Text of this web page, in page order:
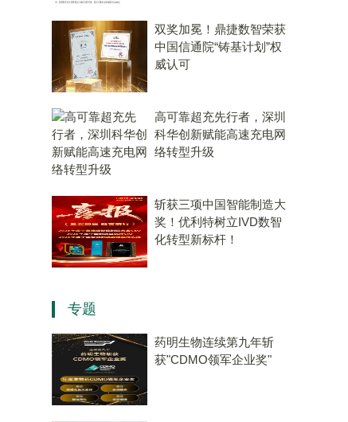
双奖加冕！鼎捷数智荣获
中国信通院“铸基计划”权
威认可
高可靠超充先行者，深圳
科华创新赋能高速充电网
络转型升级
斩获三项中国智能制造大
奖！优利特树立IVD数智
化转型新标杆！
专题
药明生物连续第九年斩
获"CDMO领军企业奖"